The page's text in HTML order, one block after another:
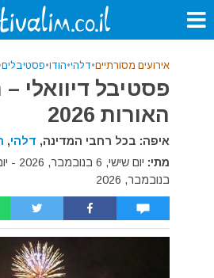
אירועים מסורתיים•דלהי•הודו•פסטיבלים
פסטיבל דיוואלי
האורות 2026
איפה: בכל רחבי המדינה, דלהי,
מתי:
בנובמבר, 2026